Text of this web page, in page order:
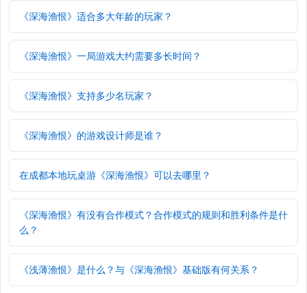
《深海渔恨》适合多大年龄的玩家？
《深海渔恨》一局游戏大约需要多长时间？
《深海渔恨》支持多少名玩家？
《深海渔恨》的游戏设计师是谁？
在成都本地玩桌游《深海渔恨》可以去哪里？
《深海渔恨》有没有合作模式？合作模式的规则和胜利条件是什
么？
《浅薄渔恨》是什么？与《深海渔恨》基础版有何关系？